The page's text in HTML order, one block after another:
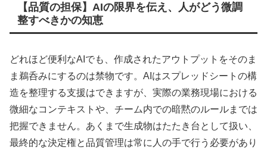
【品質の担保】AIの限界を伝え、人がどう微調
整すべきかの知恵
どれほど便利なAIでも、作成されたアウトプットをそのま
ま鵜呑みにするのは禁物です。AIはスプレッドシートの構
造を整理する支援はできますが、実際の業務現場における
微細なコンテキストや、チーム内での暗黙のルールまでは
把握できません。あくまで生成物はたたき台として扱い、
最終的な決定権と品質管理は常に人の手で行う必要があり